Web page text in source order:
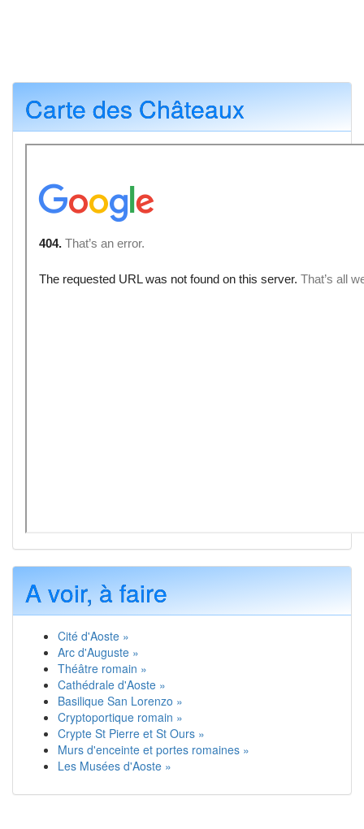
Carte des Châteaux
A voir, à faire
Cité d'Aoste »
Arc d'Auguste »
Théâtre romain »
Cathédrale d'Aoste »
Basilique San Lorenzo »
Cryptoportique romain »
Crypte St Pierre et St Ours »
Murs d'enceinte et portes romaines »
Les Musées d'Aoste »